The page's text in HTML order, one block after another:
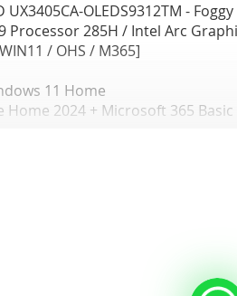
UX3405CA-OLEDS9312TM - Foggy
Processor 285H / Intel Arc
/ OHS / M365]
11 Home
2024 + Microsoft 365 Basic